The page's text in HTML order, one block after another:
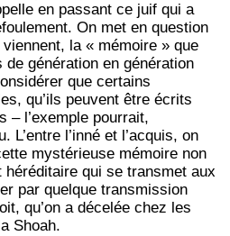
en passant ce juif qui a
On met en question
viennent, la « mémoire » que
génération en génération
que certains
qu’ils peuvent être écrits
– l’exemple pourrait,
L’entre l’inné et l’acquis, on
mystérieuse mémoire non
héréditaire qui se transmet aux
par quelque transmission
qu’on a décelée chez les
Shoah.